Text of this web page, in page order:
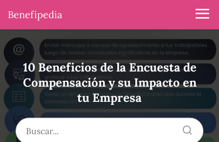
Benefipedia
10 Beneficios de la Encuesta de
Compensación y su Impacto en
tu Empresa